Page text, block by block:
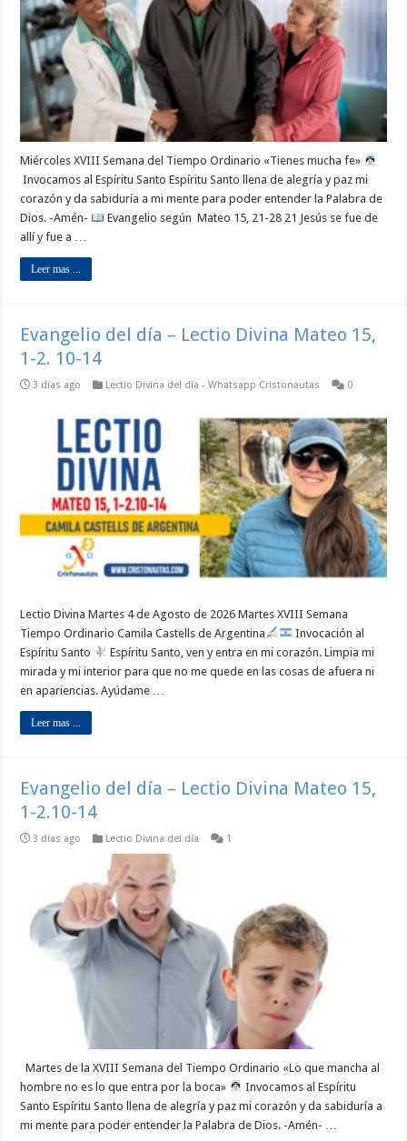
Miércoles XVIII Semana del Tiempo Ordinario «Tienes mucha fe»
Invocamos al Espíritu Santo Espíritu Santo llena de alegría y paz mi
corazón y da sabiduría a mi mente para poder entender la Palabra de
Dios. -Amén-
Evangelio según Mateo 15, 21-28 21 Jesús se fue de
allí y fue a …
Leer mas ...
Evangelio del día – Lectio Divina Mateo 15,
1-2. 10-14
3 días ago Lectio Divina del día - Whatsapp Cristonautas 0
Lectio Divina Martes 4 de Agosto de 2026 Martes XVIII Semana
Tiempo Ordinario Camila Castells de Argentina
Invocación al
Espíritu Santo
Espíritu Santo, ven y entra en mi corazón. Limpia mi
mirada y mi interior para que no me quede en las cosas de afuera ni
en apariencias. Ayúdame …
Leer mas ...
Evangelio del día – Lectio Divina Mateo 15,
1-2.10-14
3 días ago Lectio Divina del día 1
Martes de la XVIII Semana del Tiempo Ordinario «Lo que mancha al
hombre no es lo que entra por la boca»
Invocamos al Espíritu
Santo Espíritu Santo llena de alegría y paz mi corazón y da sabiduría a
mi mente para poder entender la Palabra de Dios. -Amén- …